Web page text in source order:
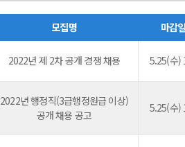
모집명 마감
2022년 제 2차 공개 경쟁 채용 5.25(수)
2022년 행정직(3급행정원급 이상)
공개 채용 공고
5.25(수)